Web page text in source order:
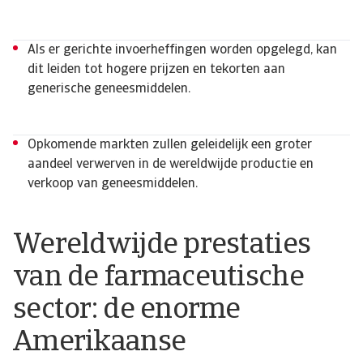
Wereldwijde prestaties
van de farmaceutische
sector: de enorme
Amerikaanse
Als er gerichte invoerheffingen worden opgelegd, kan
dit leiden tot hogere prijzen en tekorten aan
generische geneesmiddelen.
Opkomende markten zullen geleidelijk een groter
aandeel verwerven in de wereldwijde productie en
verkoop van geneesmiddelen.